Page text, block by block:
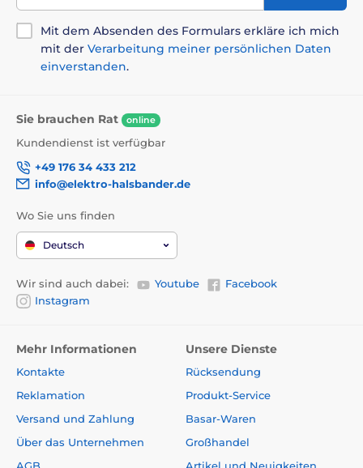
Mit dem Absenden des Formulars erkläre ich mich
mit der Verarbeitung meiner persönlichen Daten
einverstanden.
Sie brauchen Rat online
Kundendienst ist verfügbar
+49 176 34 433 212
info@elektro-halsbander.de
Wo Sie uns finden
Deutsch
Wir sind auch dabei: Youtube
Facebook
Instagram
Mehr Informationen
Kontakte
Reklamation
Versand und Zahlung
Über das Unternehmen
Unsere Dienste
Rücksendung
Produkt-Service
Basar-Waren
Großhandel